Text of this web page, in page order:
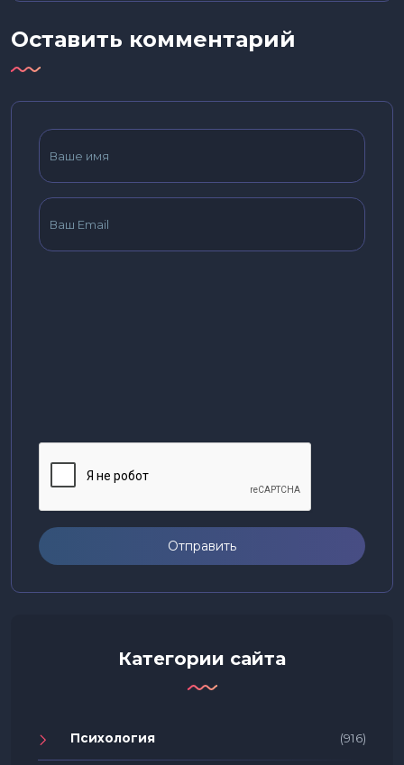
Оставить комментарий
Отправить
Категории сайта
Психология (916)